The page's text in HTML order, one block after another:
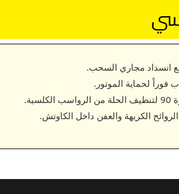
انسداد مجاري السحب.
فوراً لحماية الموتور.
الكريهة والعفن داخل الكاوتش.